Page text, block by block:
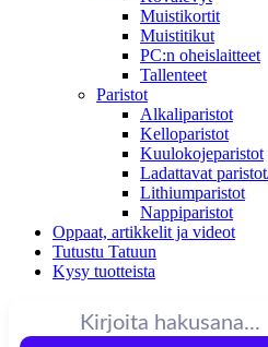
Muistikortit
Muistitikut
PC:n oheislaitteet
Tallenteet
Paristot
Alkaliparistot
Kelloparistot
Kuulokojeparistot
Ladattavat
Lithiumparistot
Nappiparistot
Oppaat, artikkelit ja videot
Tutustu Tatuun
Kysy tuotteista